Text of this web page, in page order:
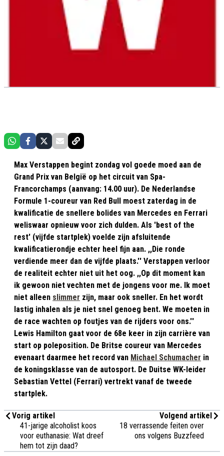
Max Verstappen begint zondag vol goede moed aan de
Grand Prix van België op het circuit van Spa-
Francorchamps (aanvang: 14.00 uur). De Nederlandse
Formule 1-coureur van Red Bull moest zaterdag in de
kwalificatie de snellere bolides van Mercedes en Ferrari
weliswaar opnieuw voor zich dulden. Als 'best of the
rest' (vijfde startplek) voelde zijn afsluitende
kwalificatierondje echter heel fijn aan. ,,Die ronde
verdiende meer dan de vijfde plaats.'' Verstappen verloor
de realiteit echter niet uit het oog. ,,Op dit moment kan
ik gewoon niet vechten met de jongens voor me. Ik moet
niet alleen slimmer zijn, maar ook sneller. En het wordt
lastig inhalen als je niet snel genoeg bent. We moeten in
de race wachten op foutjes van de rijders voor ons.''
Lewis Hamilton gaat voor de 68e keer in zijn carrière van
start op poleposition. De Britse coureur van Mercedes
evenaart daarmee het record van Michael Schumacher in
de koningsklasse van de autosport. De Duitse WK-leider
Sebastian Vettel (Ferrari) vertrekt vanaf de tweede
startplek.
Vorig artikel
41-jarige alcoholist koos
voor euthanasie: Wat dreef
hem tot zijn daad?
Volgend artikel
18 verrassende feiten over
ons volgens Buzzfeed